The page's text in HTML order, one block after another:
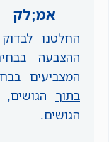
אמ;לק
החלטנו
ההצבעה
המצביעים בבחירות 2015.
בתוך
הגושים.